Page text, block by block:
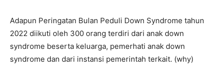
Adapun Peringatan Bulan Peduli Down Syndrome tahun
2022 diikuti oleh 300 orang terdiri dari anak down
syndrome beserta keluarga, pemerhati anak down
syndrome dan dari instansi pemerintah terkait. (why)